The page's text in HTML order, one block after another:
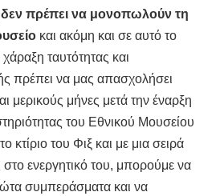
δεν πρέπει να μονοπωλούν τη
και ακόμη και σε αυτό το
ταυτότητας και
πρέπει να μας απασχολήσει
μερικούς μήνες μετά την έναρξη
του Εθνικού Μουσείου
κτίριο του Φιξ και με μια σειρά
στο ενεργητικό του, μπορούμε να
συμπεράσματα και να